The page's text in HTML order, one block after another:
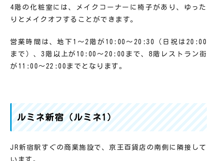
4階の化粧室には、メイクコーナーに椅子があり、ゆった
りとメイクオフすることができます。
営業時間は、地下1～2階が10:00～20:30（日祝は20:00
まで）、3階以上が10:00～20:00まで、8階レストラン街
が11:00～22:00までとなります。
ルミネ新宿（ルミネ1）
JR新宿駅すぐの商業施設で、京王百貨店の南側に隣接して
います。